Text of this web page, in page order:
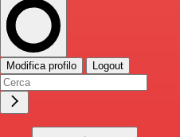
Modifica profilo Logout